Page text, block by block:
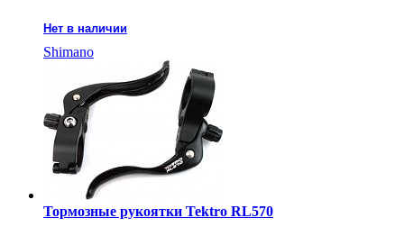
Нет в наличии
Shimano
Тормозные рукоятки Tektro RL570